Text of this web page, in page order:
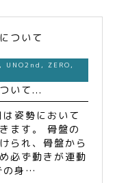
, UNO2nd , ZERO ,
いて...
姿勢において
ます。 骨盤の
られ、骨盤から
必ず動きが連動
の身…